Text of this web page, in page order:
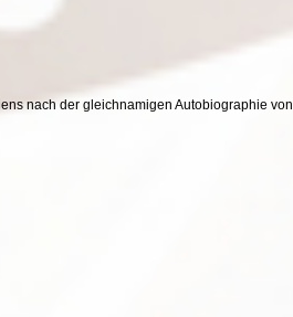
nach der gleichnamigen Autobiographie von